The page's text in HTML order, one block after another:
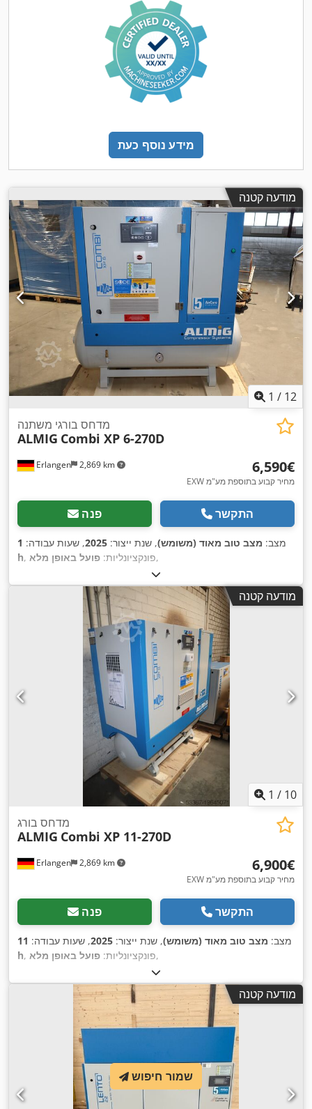
מידע נוסף כעת
מודעה קטנה
1 / 12
Erlangen 2,869 km
מדחס בורגי משתנה
ALMIG Combi XP 6-270D
‏6,590 ‏€
EXW מחיר קבוע בתוספת מע"מ
פנה התקשר
מצב: מצב טוב מאוד (משומש), שנת ייצור: 2025, שעות עבודה: 1
h
, פונקציונליות: פועל באופן מלא ,
מודעה קטנה
1 / 10
Erlangen 2,869 km
מדחס בורג
ALMIG Combi XP 11-270D
‏6,900 ‏€
EXW מחיר קבוע בתוספת מע"מ
פנה התקשר
מצב: מצב טוב מאוד (משומש), שנת ייצור: 2025, שעות עבודה: 11
h
, פונקציונליות: פועל באופן מלא ,
מודעה קטנה
שמור חיפוש